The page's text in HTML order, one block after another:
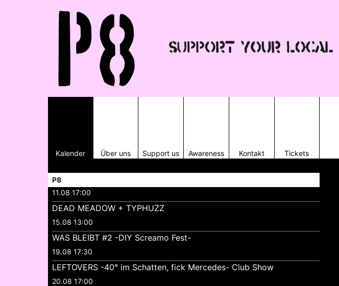
Kalender Über uns Support us Awareness Kontakt Tickets
P8
11.08 17:00
DEAD MEADOW + TYPHUZZ
15.08 13:00
WAS BLEIBT #2 -DIY Screamo Fest-
19.08 17:30
LEFTOVERS -40° im Schatten, fick Mercedes- Club Show
20.08 17:00